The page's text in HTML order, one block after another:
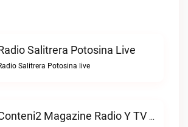
Salitrera Potosina Live
Salitrera Potosina live
Conteni2 Magazine Radio Y TV Digital Live